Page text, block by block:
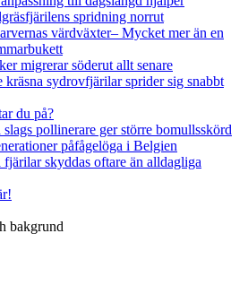
spridning norrut
värdväxter– Mycket mer än en
migrerar söderut allt senare
kräsna sydrovfjärilar sprider sig snabbt
du på?
slags pollinerare ger större bomullsskörd
påfågelöga i Belgien
fjärilar skyddas oftare än alldagliga
bakgrund